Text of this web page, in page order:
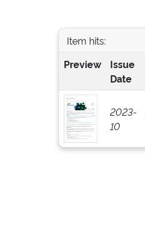
Item hits:
Preview
Issue
Date
2023-
10